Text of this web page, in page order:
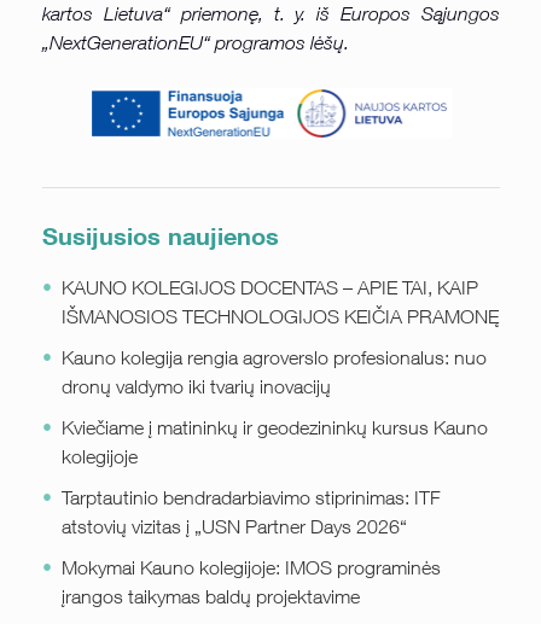
kartos Lietuva“ priemonę, t. y. iš Europos Sąjungos
„NextGenerationEU“ programos lėšų.
Susijusios naujienos
KAUNO KOLEGIJOS DOCENTAS – APIE TAI, KAIP
IŠMANOSIOS TECHNOLOGIJOS KEIČIA PRAMONĘ
Kauno kolegija rengia agroverslo profesionalus: nuo
dronų valdymo iki tvarių inovacijų
Kviečiame į matininkų ir geodezininkų kursus Kauno
kolegijoje
Tarptautinio bendradarbiavimo stiprinimas: ITF
atstovių vizitas į „USN Partner Days 2026“
Mokymai Kauno kolegijoje: IMOS programinės
įrangos taikymas baldų projektavime